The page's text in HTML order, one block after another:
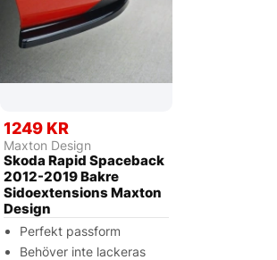
1249 KR
Maxton Design
Skoda Rapid Spaceback
2012-2019 Bakre
Sidoextensions Maxton
Design
Perfekt passform
Behöver inte lackeras